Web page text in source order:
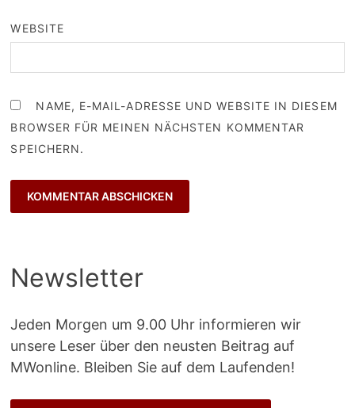
WEBSITE
NAME, E-MAIL-ADRESSE UND WEBSITE IN DIESEM
BROWSER FÜR MEINEN NÄCHSTEN KOMMENTAR
SPEICHERN.
Newsletter
Jeden Morgen um 9.00 Uhr informieren wir
unsere Leser über den neusten Beitrag auf
MWonline. Bleiben Sie auf dem Laufenden!